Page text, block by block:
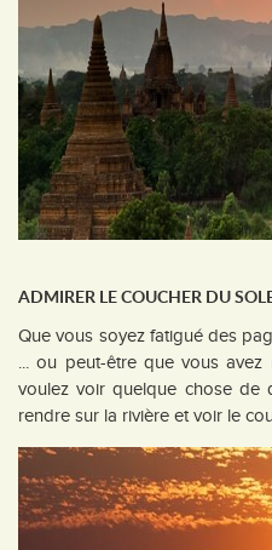
ADMIRER LE COUCHER DU
Que vous soyez fatigué des
... ou peut-être que vous
voulez voir quelque chose de
rendre sur la rivière et voir le